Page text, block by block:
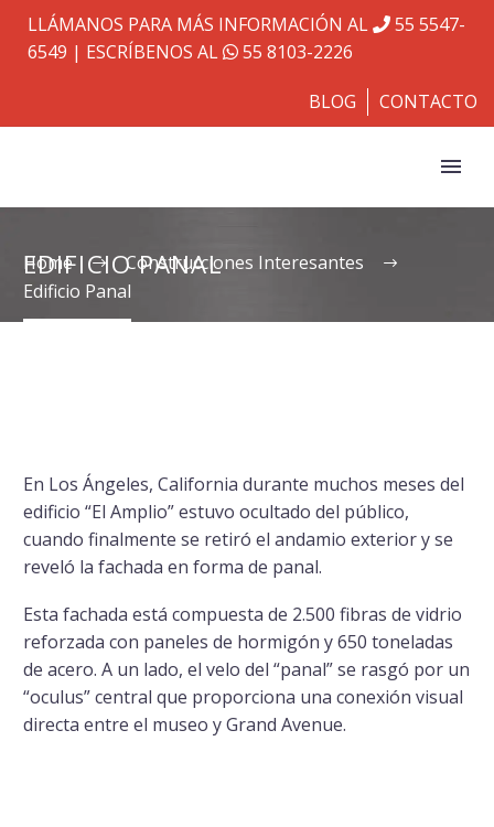
LLÁMANOS PARA MÁS INFORMACIÓN AL
55 5547-
6549 | ESCRÍBENOS AL 55 8103-2226
BLOG CONTACTO
EDIFICIO PANAL
Home
Construcciones Interesantes
Edificio Panal
En Los Ángeles, California durante muchos meses del
edificio “El Amplio” estuvo ocultado del público,
cuando finalmente se retiró el andamio exterior y se
reveló la fachada en forma de panal.
Esta fachada está compuesta de 2.500 fibras de vidrio
reforzada con paneles de hormigón y 650 toneladas
de acero. A un lado, el velo del “panal” se rasgó por un
“oculus” central que proporciona una conexión visual
directa entre el museo y Grand Avenue.